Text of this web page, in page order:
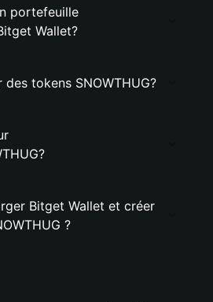
portefeuille
Wallet?
tokens SNOWTHUG?
Bitget Wallet et créer
?